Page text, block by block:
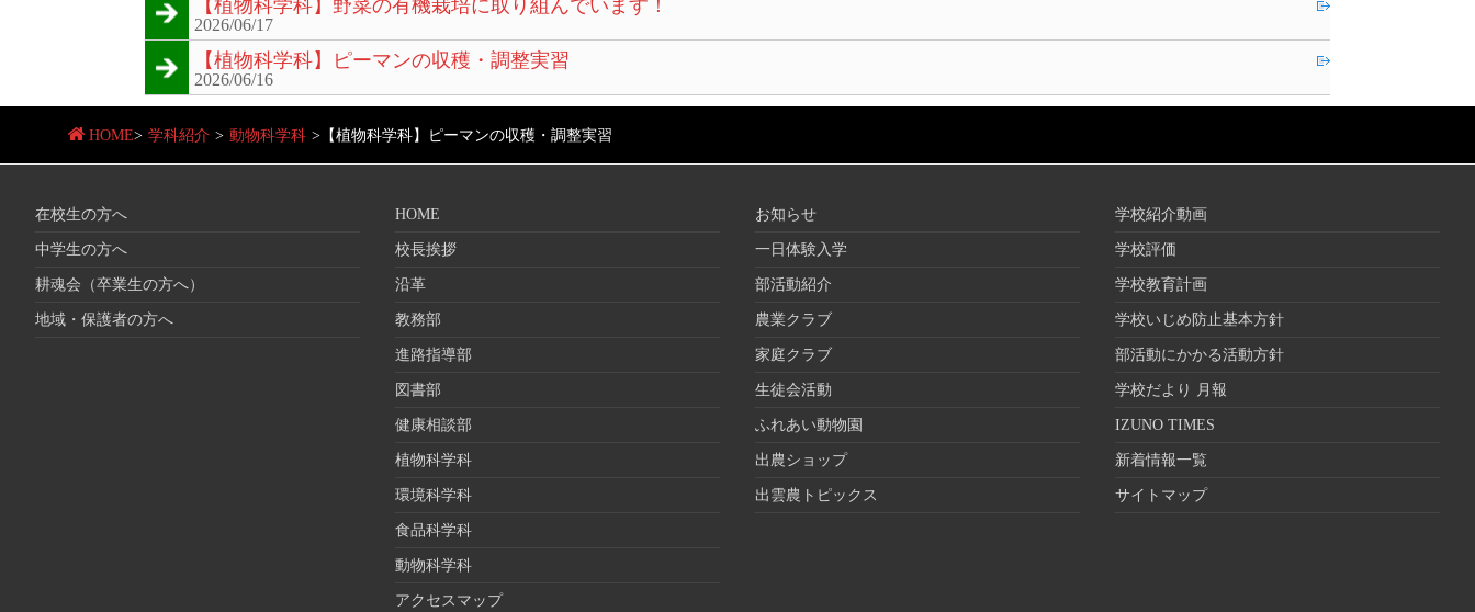
【植物科学科】野菜の有機栽培に取り組んでいます！
2026/06/17
【植物科学科】ピーマンの収穫・調整実習
2026/06/16
HOME> 学科紹介 > 動物科学科 > 【植物科学科】ピーマンの収穫・調整実習
在校生の方へ
中学生の方へ
耕魂会（卒業生の方へ）
地域・保護者の方へ
HOME
校長挨拶
沿革
教務部
進路指導部
図書部
健康相談部
植物科学科
環境科学科
食品科学科
動物科学科
アクセスマップ
お知らせ
一日体験入学
部活動紹介
農業クラブ
家庭クラブ
生徒会活動
ふれあい動物園
出農ショップ
出雲農トピックス
学校紹介動画
学校評価
学校教育計画
学校いじめ防止基本方針
部活動にかかる活動方針
学校だより 月報
IZUNO TIMES
新着情報一覧
サイトマップ